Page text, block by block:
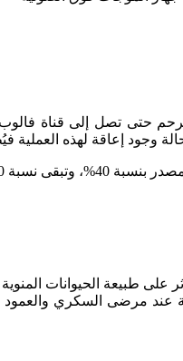
حتى تصل إلى قناة
عند مرضى السكري